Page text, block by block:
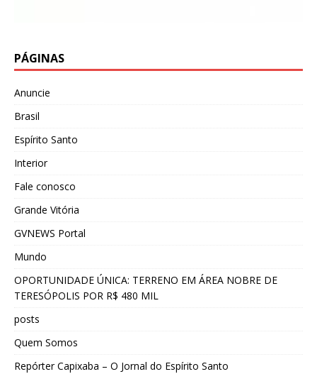
PÁGINAS
Anuncie
Brasil
Espírito Santo
Interior
Fale conosco
Grande Vitória
GVNEWS Portal
Mundo
OPORTUNIDADE ÚNICA: TERRENO EM ÁREA NOBRE DE
TERESÓPOLIS POR R$ 480 MIL
posts
Quem Somos
Repórter Capixaba – O Jornal do Espírito Santo